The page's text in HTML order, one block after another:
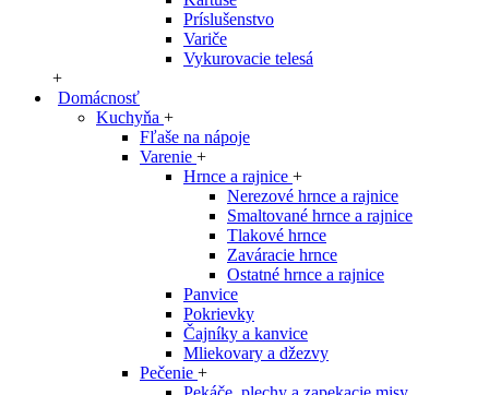
Príslušenstvo
Variče
Vykurovacie telesá
+
Domácnosť
Kuchyňa +
Fľaše na nápoje
Varenie +
Hrnce a rajnice +
Nerezové hrnce a rajnice
Smaltované hrnce a rajnice
Tlakové hrnce
Zaváracie hrnce
Ostatné hrnce a rajnice
Panvice
Pokrievky
Čajníky a kanvice
Mliekovary a džezvy
Pečenie +